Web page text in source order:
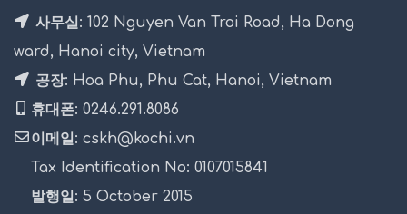
사무실: 102 Nguyen Van Troi Road, Ha Dong
ward, Hanoi city, Vietnam
공장: Hoa Phu, Phu Cat, Hanoi, Vietnam
휴대폰: 0246.291.8086
이메일: cskh@kochi.vn
Tax Identification No: 0107015841
발행일: 5 October 2015